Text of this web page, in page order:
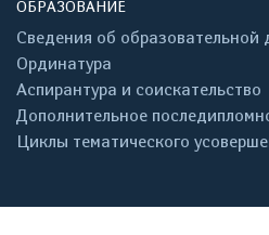
ОБРАЗОВАНИЕ
Сведения об образовательной
Ординатура
Аспирантура и соискательство
Дополнительное
Циклы тематического